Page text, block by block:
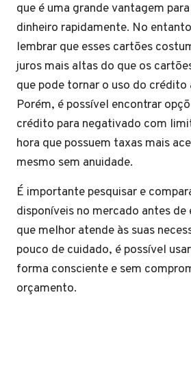
que é uma grande vantagem
dinheiro rapidamente. No
lembrar que esses cartões
juros mais altas do que os
que pode tornar o uso do crédito
Porém, é possível encontrar
crédito para negativado com
hora que possuem taxas mais
mesmo sem anuidade.
É importante pesquisar e
disponíveis no mercado antes
que melhor atende às suas
pouco de cuidado, é possível
forma consciente e sem
orçamento.